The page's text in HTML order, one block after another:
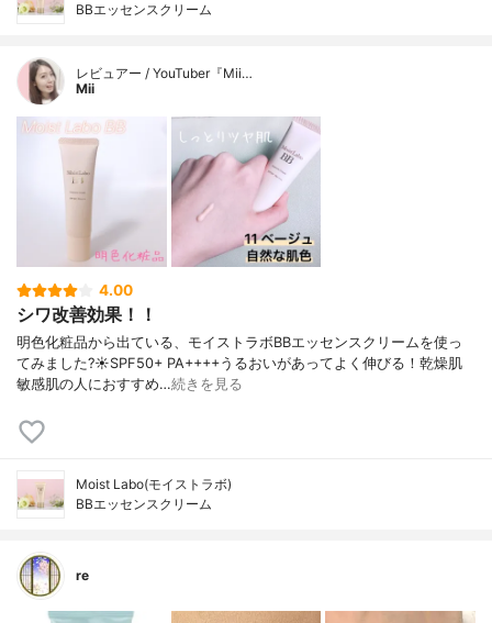
BBエッセンスクリーム
レビュアー / YouTuber『Mii…
Mii
4.00
シワ改善効果！！
明色化粧品から出ている、モイストラボBBエッセンスクリームを使っ
てみました?☀️SPF50+ PA++++うるおいがあってよく伸びる！乾燥肌
敏感肌の人におすすめ…続きを見る
Moist Labo(モイストラボ)
BBエッセンスクリーム
re